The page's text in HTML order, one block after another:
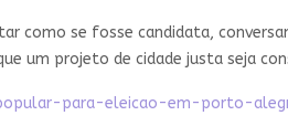
como se fosse candidata,
um projeto de cidade justa seja
para-eleicao-em-porto-